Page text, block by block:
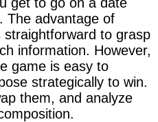
The advantage of
straightforward to grasp
information. However,
game is easy to
strategically to win.
them, and analyze